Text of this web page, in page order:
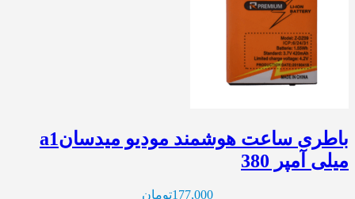
باطری ساعت هوشمند مودیو میدسانa1
میلی آمپر 380
177,000تومان